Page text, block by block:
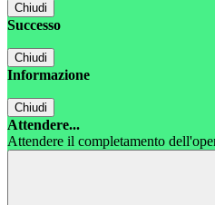
Chiudi
Successo
Chiudi
Informazione
Chiudi
Attendere...
Attendere il completamento